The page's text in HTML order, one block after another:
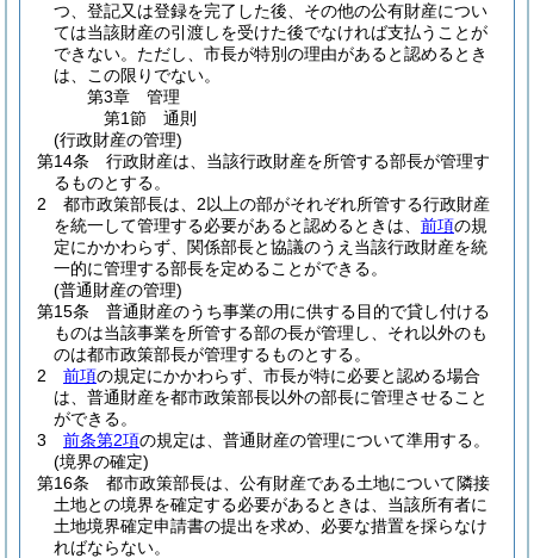
つ、登記又は登録を完了した後、その他の公有財産につい
ては当該財産の引渡しを受けた後でなければ支払うことが
できない。 ただし、市長が特別の理由があると認めるとき
は、この限りでない。
第3章
管理
第1節
通則
(行政財産の管理)
第14条
行政財産は、当該行政財産を所管する部長が管理す
るものとする。
2
都市政策部長は、2以上の部がそれぞれ所管する行政財産
を統一して管理する必要があると認めるときは、 前項の規
定にかかわらず、関係部長と協議のうえ当該行政財産を統
一的に管理する部長を定めることができる。
(普通財産の管理)
第15条
普通財産のうち事業の用に供する目的で貸し付ける
ものは当該事業を所管する部の長が管理し、それ以外のも
のは都市政策部長が管理するものとする。
2
前項の規定にかかわらず、市長が特に必要と認める場合
は、普通財産を都市政策部長以外の部長に管理させること
ができる。
3
前条第2項の規定は、普通財産の管理について準用する。
(境界の確定)
第16条
都市政策部長は、公有財産である土地について隣接
土地との境界を確定する必要があるときは、当該所有者に
土地境界確定申請書の提出を求め、必要な措置を採らなけ
ればならない。